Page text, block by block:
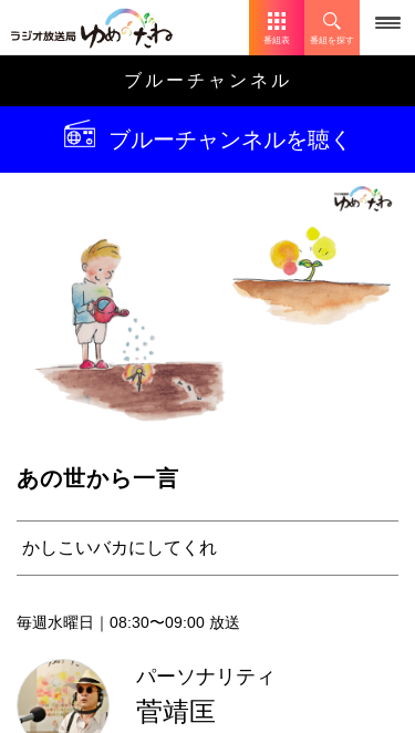
番組表 番組を探す
ブルーチャンネル
ブルーチャンネルを聴く
あの世から一言
かしこいバカにしてくれ
毎週水曜日｜08:30〜09:00 放送
パーソナリティ
菅靖匡